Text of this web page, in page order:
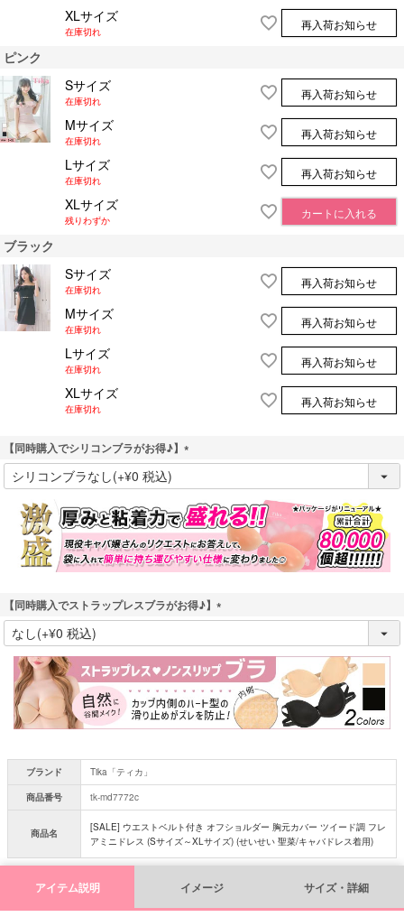
XLサイズ
在庫切れ
再入荷お知らせ
ピンク
Sサイズ
在庫切れ
再入荷お知らせ
Mサイズ
在庫切れ
再入荷お知らせ
Lサイズ
在庫切れ
再入荷お知らせ
XLサイズ
残りわずか
カートに入れる
ブラック
Sサイズ
在庫切れ
再入荷お知らせ
Mサイズ
在庫切れ
再入荷お知らせ
Lサイズ
在庫切れ
再入荷お知らせ
XLサイズ
在庫切れ
再入荷お知らせ
【同時購入でシリコンブラがお得♪】
(
必
須
)
【同時購入でストラップレスブラがお得♪】
(
必
須
)
ブランド
Tika「ティカ」
商品番号
tk-md7772c
商品名
[SALE] ウエストベルト付き オフショルダー 胸元カバー ツイード調 フレ
アミニドレス (Sサイズ～XLサイズ) (せいせい 聖菜/キャバドレス着用)
アイテム説明 イメージ サイズ・詳細